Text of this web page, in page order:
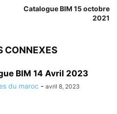
Catalogue BIM 15 octobre
2021
CONNEXES
BIM 14 Avril 2023
du maroc - avril 8, 2023